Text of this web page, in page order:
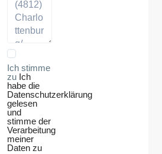
Ich stimme
zu Ich
habe die
Datenschutzerklärung
gelesen
und
stimme der
Verarbeitung
meiner
Daten zu